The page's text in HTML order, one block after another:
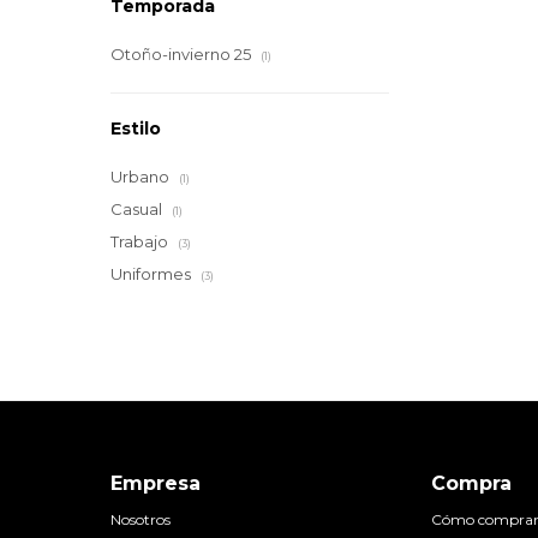
Temporada
Otoño-invierno 25 (1)
Estilo
Urbano (1)
Casual (1)
Trabajo (3)
Uniformes (3)
Empresa
Nosotros
Compra
Cómo comprar